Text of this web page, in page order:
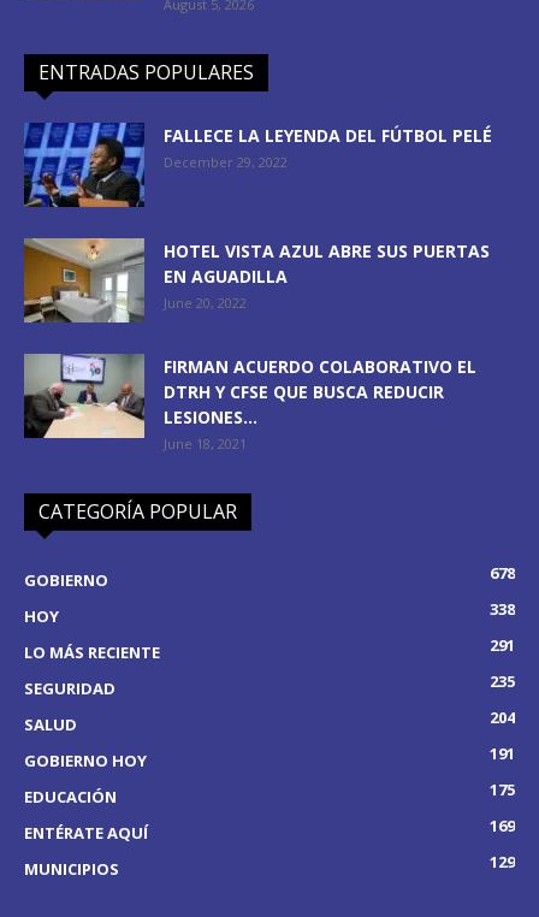
August 5, 2026
ENTRADAS POPULARES
FALLECE LA LEYENDA DEL FÚTBOL PELÉ
December 29, 2022
HOTEL VISTA AZUL ABRE SUS PUERTAS
EN AGUADILLA
June 20, 2022
FIRMAN ACUERDO COLABORATIVO EL
DTRH Y CFSE QUE BUSCA REDUCIR
LESIONES...
June 18, 2021
CATEGORÍA POPULAR
GOBIERNO
678
HOY
338
LO MÁS RECIENTE
291
SEGURIDAD
235
SALUD
204
GOBIERNO HOY
191
EDUCACIÓN
175
ENTÉRATE AQUÍ
169
MUNICIPIOS
129